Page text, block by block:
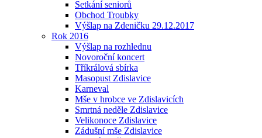
Setkání seniorů
Obchod Troubky
Výšlap na Zdeničku 29.12.2017
Rok 2016
Výšlap na rozhlednu
Novoroční koncert
Tříkrálová sbírka
Masopust Zdislavice
Karneval
Mše v hrobce ve Zdislavicích
Smrtná neděle Zdislavice
Velikonoce Zdislavice
Zádušní mše Zdislavice